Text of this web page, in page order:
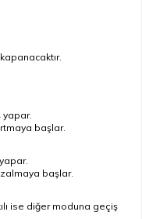
yapar.
başlar.
başlar.
ise diğer moduna geçiş